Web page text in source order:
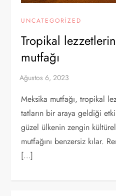
UNCATEGORIZED
Tropikal
mutfağı
Meksika mutfağı, tropikal
tatların bir araya geldiği
güzel ülkenin zengin
mutfağını benzersiz kılar.
[…]